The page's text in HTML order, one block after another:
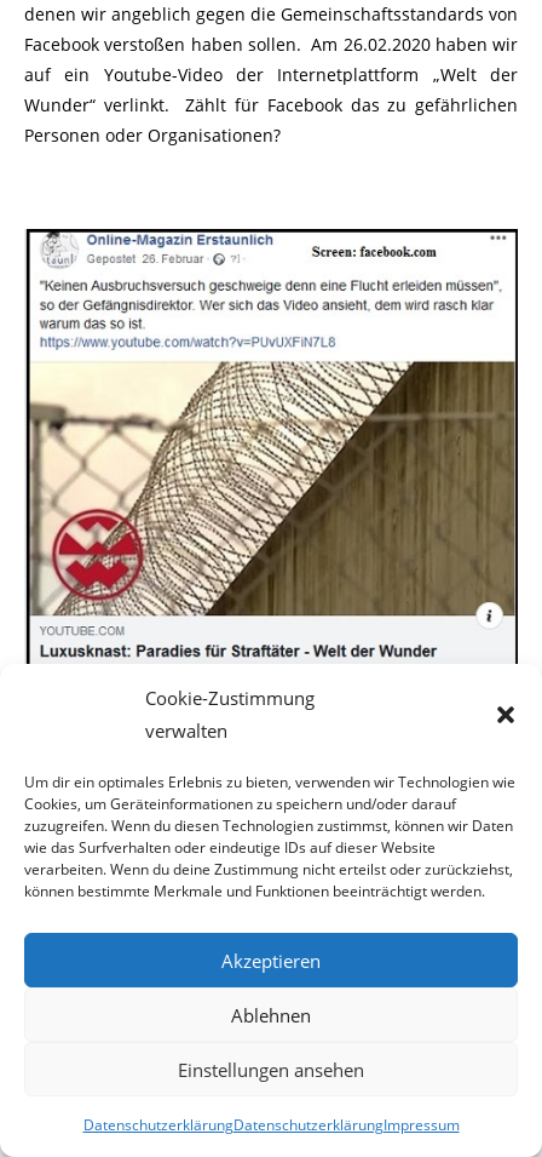
Cookie-Zustimmung
verwalten
Um dir ein optimales Erlebnis zu bieten, verwenden wir Technologien wie
Cookies, um Geräteinformationen zu speichern und/oder darauf
zuzugreifen. Wenn du diesen Technologien zustimmst, können wir Daten
wie das Surfverhalten oder eindeutige IDs auf dieser Website
verarbeiten. Wenn du deine Zustimmung nicht erteilst oder zurückziehst,
können bestimmte Merkmale und Funktionen beeinträchtigt werden.
Akzeptieren
Ablehnen
Einstellungen ansehen
DatenschutzerklärungDatenschutzerklärungImpressum
denen wir angeblich gegen die Gemeinschaftsstandards von
Facebook verstoßen haben sollen. Am 26.02.2020 haben wir
auf ein Youtube-Video der Internetplattform „Welt der
Wunder“ verlinkt. Zählt für Facebook das zu gefährlichen
Personen oder Organisationen?
Am 25.02.2020 haben wir gar keine Beiträge verfasst.
Dafür verfassten wir aber am 24.02.2020 gleich 4 Beiträge:
2. Eine Verlinkung zu einem MEINBEZIRK.at-Beitrag.
3. Eine Verlinkung zu einem FPÖ Fails-Beitrag.
4. Einen Screenshot (Twitter) eines Tweets der SPD-